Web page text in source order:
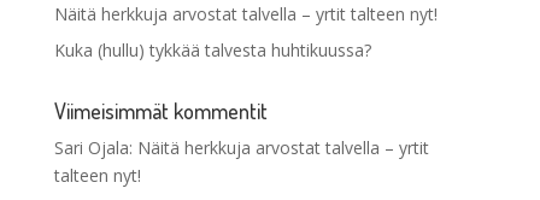
Näitä herkkuja arvostat talvella – yrtit talteen nyt!
Kuka (hullu) tykkää talvesta huhtikuussa?
Viimeisimmät kommentit
Sari Ojala: Näitä herkkuja arvostat talvella – yrtit
talteen nyt!